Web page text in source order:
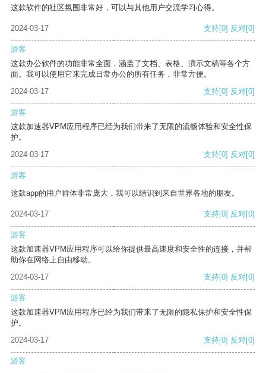
这款软件的社区氛围非常好，可以与其他用户交流学习心得。
2024-03-17 支持[0] 反对[0]
游客
这款办公软件的功能非常全面，涵盖了文档、表格、演示文稿等各个方
面。我可以使用它来完成日常办公的所有任务，非常方便。
2024-03-17
支持[0] 反对[0]
游客
这款加速器VPM应用程序已经为我们带来了无限的流畅体验和安全性保
护。
2024-03-17
支持[0] 反对[0]
游客
这款app的用户群体非常庞大，我可以结识到来自世界各地的朋友。
2024-03-17 支持[0] 反对[0]
游客
这款加速器VPM应用程序可以给你提供最高速度和安全性的连接，并帮
助你在网络上自由移动。
2024-03-17
支持[0] 反对[0]
游客
这款加速器VPM应用程序已经为我们带来了无限的隐私保护和安全性保
护。
2024-03-17
支持[0] 反对[0]
游客